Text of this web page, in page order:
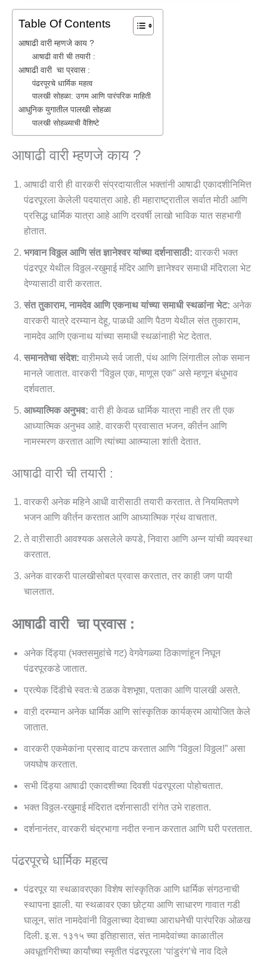
Table Of Contents
आषाढी वारी म्हणजे काय ?
आषाढी वारी ची तयारी :
आषाढी वारी चा प्रवास :
पंढरपूरचे धार्मिक महत्व
पालखी सोहळा: उगम आणि पारंपरिक माहिती
आधुनिक युगातील पालखी सोहळा
पालखी सोहळ्याची वैशिष्टे
आषाढी वारी म्हणजे काय ?
आषाढी वारी ही वारकरी संप्रदायातील भक्तांनी आषाढी एकादशीनिमित्त
पंढरपूरला केलेली पदयात्रा आहे. ही महाराष्ट्रातील सर्वात मोठी आणि
प्रसिद्ध धार्मिक यात्रा आहे आणि दरवर्षी लाखो भाविक यात सहभागी
होतात.
भगवान विठ्ठल आणि संत ज्ञानेश्वर यांच्या दर्शनासाठी: वारकरी भक्त
पंढरपूर येथील विठ्ठल-रखुमाई मंदिर आणि ज्ञानेश्वर समाधी मंदिराला भेट
देण्यासाठी वारी करतात.
संत तुकाराम, नामदेव आणि एकनाथ यांच्या समाधी स्थळांना भेट: अनेक
वारकरी यात्रे दरम्यान देहू, पाळधी आणि पैठण येथील संत तुकाराम,
नामदेव आणि एकनाथ यांच्या समाधी स्थळांनाही भेट देतात.
समानतेचा संदेश: वाऱीमध्ये सर्व जाती, पंथ आणि लिंगातील लोक समान
मानले जातात. वारकरी “विठ्ठल एक, माणूस एक” असे म्हणून बंधुभाव
दर्शवतात.
आध्यात्मिक अनुभव: वारी ही केवळ धार्मिक यात्रा नाही तर ती एक
आध्यात्मिक अनुभव आहे. वारकरी प्रवासात भजन, कीर्तन आणि
नामस्मरण करतात आणि त्यांच्या आत्म्याला शांती देतात.
आषाढी वारी ची तयारी :
वारकरी अनेक महिने आधी वारीसाठी तयारी करतात. ते नियमितपणे
भजन आणि कीर्तन करतात आणि आध्यात्मिक ग्रंथ वाचतात.
ते वाऱीसाठी आवश्यक असलेले कपडे, निवारा आणि अन्न यांची व्यवस्था
करतात.
अनेक वारकरी पालखीसोबत प्रवास करतात, तर काही जण पायी
चालतात.
आषाढी वारी चा प्रवास :
अनेक दिंड्या (भक्तसमुहांचे गट) वेगवेगळ्या ठिकाणांहून निघून
पंढरपूरकडे जातात.
प्रत्येक दिंडीचे स्वतःचे ठळक वेशभूषा, पताका आणि पालखी असते.
वाऱी दरम्यान अनेक धार्मिक आणि सांस्कृतिक कार्यक्रम आयोजित केले
जातात.
वारकरी एकमेकांना प्रसाद वाटप करतात आणि “विठ्ठल! विठ्ठल!” असा
जयघोष करतात.
सभी दिंड्या आषाढी एकादशीच्या दिवशी पंढरपूरला पोहोचतात.
भक्त विठ्ठल-रखुमाई मंदिरात दर्शनासाठी रांगेत उभे राहतात.
दर्शनानंतर, वारकरी चंद्रभागा नदीत स्नान करतात आणि घरी परततात.
पंढरपूरचे धार्मिक महत्व
पंढरपूर या स्थळावरएका विशेष सांस्कृतिक आणि धार्मिक संगठनाची
स्थापना झाली. या स्थळावर एका छोट्या आणि साधारण गावात गडी
घालून, सांत नामदेवांनी विठ्ठलाच्या देवाच्या आराधनेची पारंपरिक ओळख
दिली. इ.स. १३१५ च्या इतिहासात, संत नामदेवांच्या काळातील
अवधूतगिरीच्या कार्यांच्या स्मृतीत पंढरपूरला ‘पांडुरंग’चे नाव दिले